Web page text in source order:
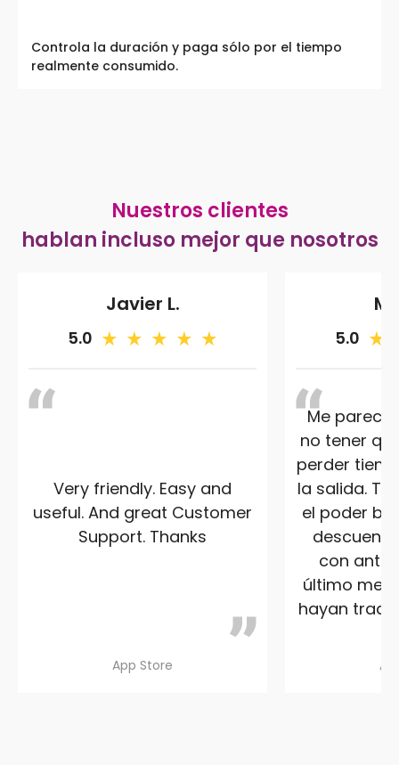
Controla la duración y paga sólo por el tiempo
realmente consumido.
Nuestros clientes
hablan incluso mejor que nosotros
Javier L.
5.0
Very friendly. Easy and
useful. And great Customer
Support. Thanks
App Store
5.0
Me parece
no tener
perder
la salida.
el poder
con
último me
hayan